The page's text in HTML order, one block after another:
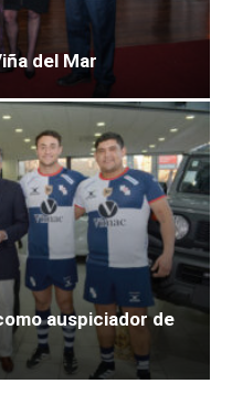
del Mar
auspiciador de